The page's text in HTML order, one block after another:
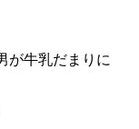
が牛乳だまりに